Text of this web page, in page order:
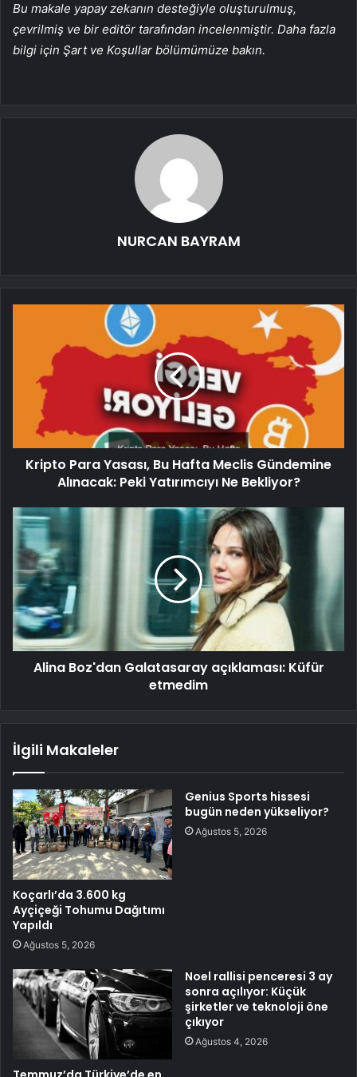
Bu makale yapay zekanın desteğiyle oluşturulmuş,
çevrilmiş ve bir editör tarafından incelenmiştir. Daha fazla
bilgi için Şart ve Koşullar bölümümüze bakın.
NURCAN BAYRAM
Kripto Para Yasası, Bu Hafta Meclis Gündemine
Alınacak: Peki Yatırımcıyı Ne Bekliyor?
Alina Boz'dan Galatasaray açıklaması: Küfür
etmedim
İlgili Makaleler
Koçarlı’da 3.600 kg
Ayçiçeği Tohumu Dağıtımı
Yapıldı
Ağustos 5, 2026
Genius Sports hissesi
bugün neden yükseliyor?
Ağustos 5, 2026
Noel rallisi penceresi 3 ay
sonra açılıyor: Küçük
şirketler ve teknoloji öne
çıkıyor
Ağustos 4, 2026